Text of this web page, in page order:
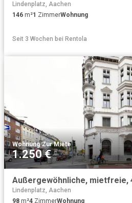
Lindenplatz, Aachen
146 m²1 ZimmerWohnung
Seit 3 Wochen bei Rentola
Wohnung·Zur Miete
1.250 €
Lindenplatz, Aachen
98 m²4 ZimmerWohnung